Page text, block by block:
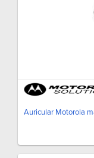
Auricular Motorola